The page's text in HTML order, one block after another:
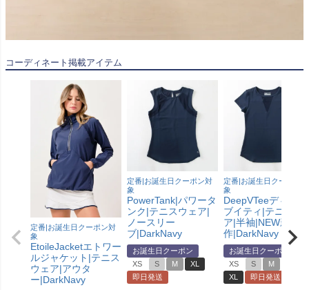
コーディネート掲載アイテム
定番|お誕生日クーポン対
象
EtoileJacketエトワー
ルジャケット|テニス
ウェア|アウタ
ー|DarkNavy
定番|お誕生日クーポン対
象
PowerTank|パワータ
ンク|テニスウェア|
ノースリー
ブ|DarkNavy
お誕生日クーポン
XS
S M
XL
即日発送
定番|お誕生日クーポン対
象
DeepVTeeディープ
ブイティ|テニスウ
ア|半袖|NEW新
作|DarkNavy
お誕生日クーポン
XS
S M
XL
即日発送